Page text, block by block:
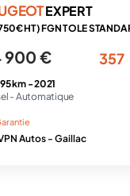
EXPERT
900 € 357
km -2021
- Automatique
Autos - Gaillac